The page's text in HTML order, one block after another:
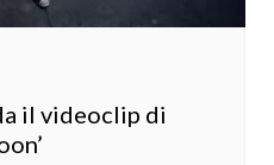
il videoclip di